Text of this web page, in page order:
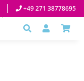
+49 271 38778695